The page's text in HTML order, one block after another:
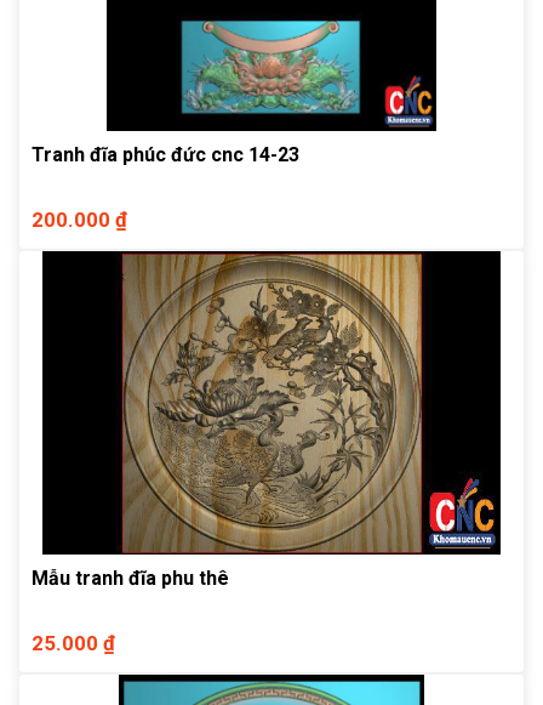
Tranh đĩa phúc đức cnc 14-23
200.000 ₫
Mẫu tranh đĩa phu thê
25.000 ₫